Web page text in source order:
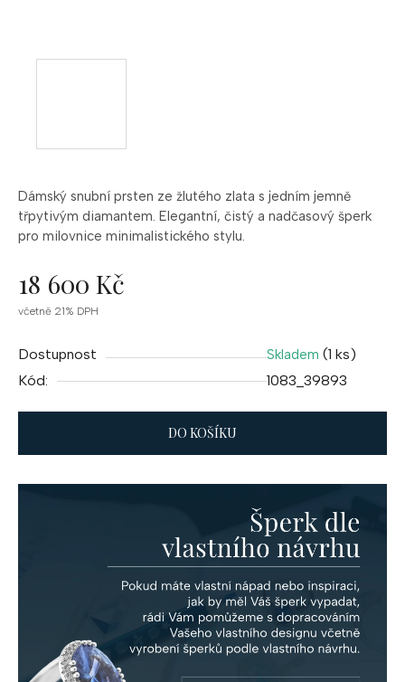
Dámský snubní prsten ze žlutého zlata s jedním jemně
třpytivým diamantem. Elegantní, čistý a nadčasový šperk
pro milovnice minimalistického stylu.
18 600 Kč
Měrná
včetně 21% DPH
Dostupnost Skladem (1 ks)
Kód:
1083_39893
DO KOŠÍKU